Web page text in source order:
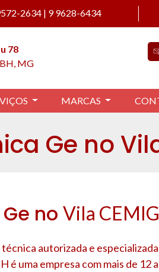
2634 | 9 9628-6434
78
MG
MARCAS
Ge no
no Vila CEMIG
autorizada e
é uma empresa com mais de 12